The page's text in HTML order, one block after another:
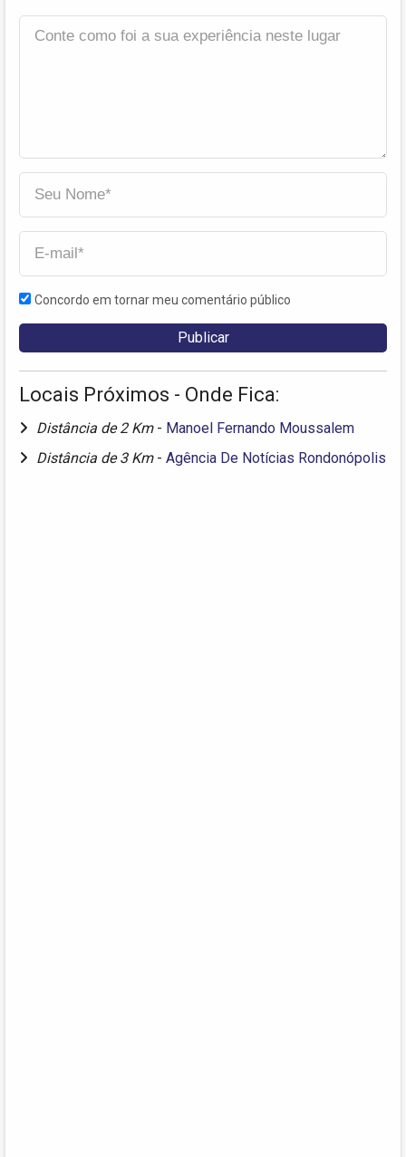
Concordo em tornar meu comentário público
Locais Próximos - Onde Fica:
Distância de 2 Km - Manoel Fernando Moussalem
Distância de 3 Km - Agência De Notícias Rondonópolis